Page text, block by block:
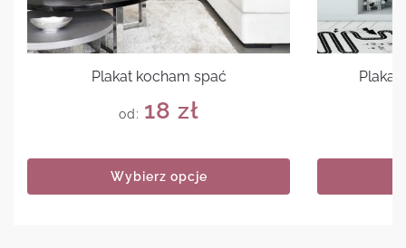
Plakat kocham spać
od: 18 zł
Wybierz opcje
Plakat